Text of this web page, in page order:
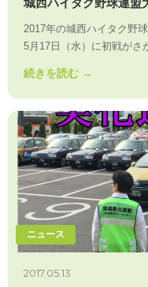
城西ハイタク野球連盟
2017年の城西ハイタク野
5月17日（水）に初戦が
続きを読む →
ニュース
2017.05.13